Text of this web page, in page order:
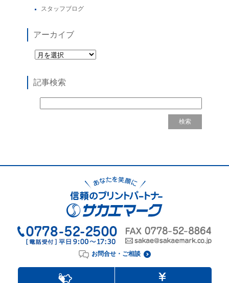
スタッフブログ
アーカイブ
記事検索
お問合せ・ご相談